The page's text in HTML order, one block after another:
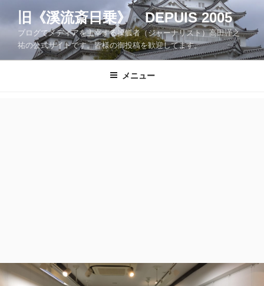
ツ
旧《溪流斎日乗》 DEPUIS 2005
ブログでメディアを主宰する操觚者（ジャーナリスト）高田謹之
祐の公式サイトです。皆様の御投稿を歓迎してます。
メニュー